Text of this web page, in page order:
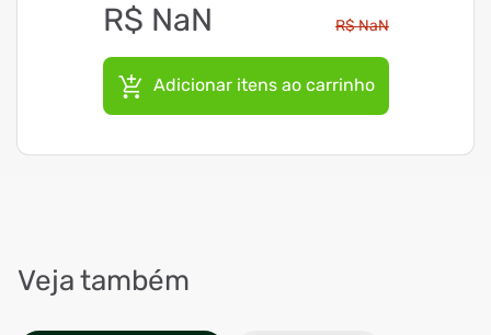
R$ NaN R$NaN
Adicionar itens ao carrinho
Veja também